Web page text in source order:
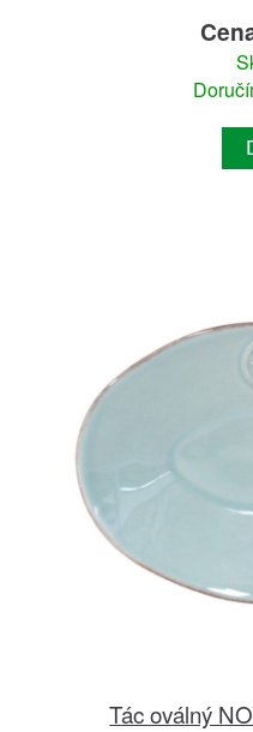
Tác oválný